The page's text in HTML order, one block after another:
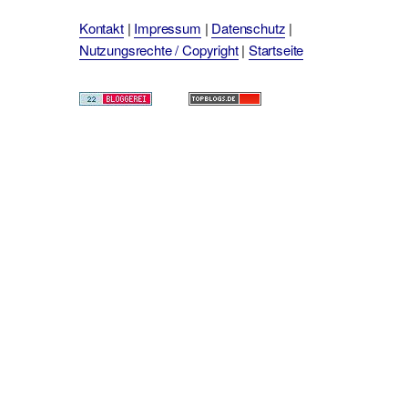
Kontakt| Impressum | Datenschutz |
Nutzungsrechte / Copyright| Startseite